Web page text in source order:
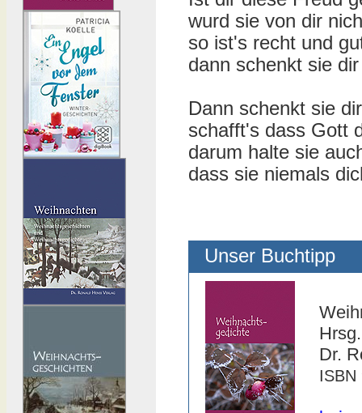
wurd sie von dir
so ist's recht und
dann schenkt sie
Dann schenkt sie
schafft's dass Gott
darum halte sie
dass sie niemals
Unser Buchtipp
Dr.
ISBN